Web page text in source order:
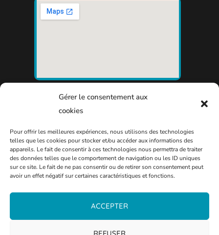
Gérer le consentement aux
cookies
Pour offrir les meilleures expériences, nous utilisons des technologies
telles que les cookies pour stocker et/ou accéder aux informations des
appareils. Le fait de consentir à ces technologies nous permettra de traiter
des données telles que le comportement de navigation ou les ID uniques
sur ce site. Le fait de ne pas consentir ou de retirer son consentement peut
avoir un effet négatif sur certaines caractéristiques et fonctions.
ACCEPTER